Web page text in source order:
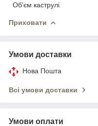
Об'єм каструлі
Приховати
Умови доставки
Нова Пошта
Всі умови доставки
Умови оплати